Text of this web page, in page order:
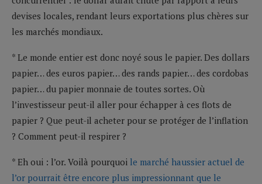
devises locales, rendant leurs exportations plus chères sur
les marchés mondiaux.
* Le monde entier est donc noyé sous le papier. Des dollars
papier… des euros papier… des rands papier… des cordobas
papier… du papier monnaie de toutes sortes. Où
l’investisseur peut-il aller pour échapper à ces flots de
papier ? Que peut-il acheter pour se protéger de l’inflation
? Comment peut-il respirer ?
* Eh oui : l’or. Voilà pourquoi le marché haussier actuel de
l’or pourrait être encore plus impressionnant que le